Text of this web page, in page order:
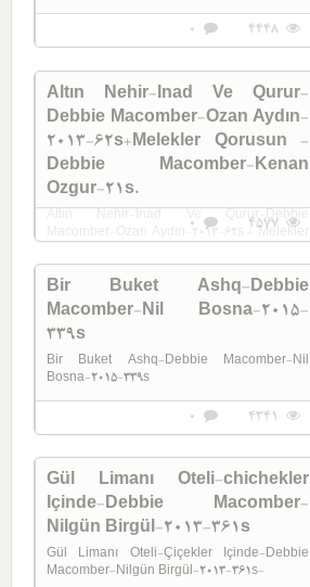
4448
0
Altın Nehir-Inad Ve Qurur-
Debbie Macomber-Ozan Aydın-
2013-62s+Melekler Qorusun -
Debbie Macomber-Kenan
Ozgur-21s.
Altın Nehir-Inad Ve Qurur-Debbie
Macomber-Ozan Aydın-2013-62s + Melekler
21s.
4577
0
Bir Buket Ashq-Debbie
Macomber-Nil Bosna-2015-
339s
Bir Buket Ashq-Debbie Macomber-Nil
Bosna-2015-339s
4341
0
Gül Limanı Oteli-chichekler
Içinde-Debbie Macomber-
Nilgün Birgül-2013-361s
Gül Limanı Oteli-Çiçekler Içinde-Debbie
Macomber-Nilgün Birgül-2013-361s-